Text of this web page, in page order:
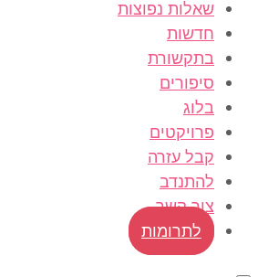
שאלות נפוצות
חדשות
בתקשורת
סיפורים
בלוג
פרויקטים
קבל עזרה
להתנדב
צור קשר
לתרומות